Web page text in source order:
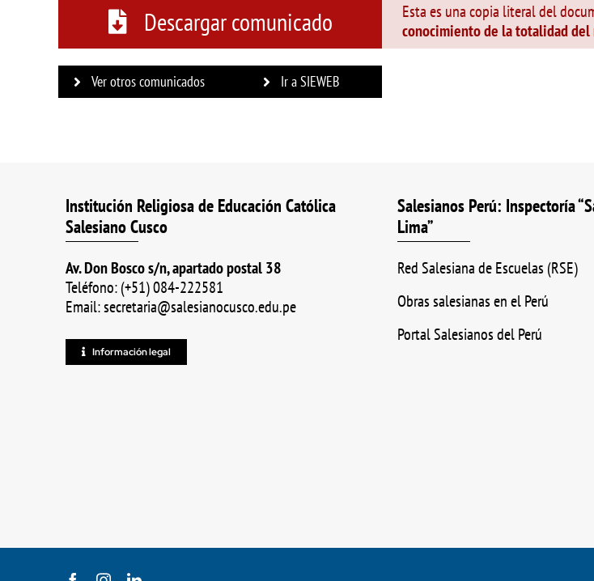
Descargar comunicado Esta es una copia literal del
conocimiento de la totalidad del
Ver otros comunicados Ir a SIEWEB
Institución Religiosa de Educación Católica
Salesiano Cusco
Av. Don Bosco s/n, apartado postal 38
Teléfono: (+51) 084-222581
Email: secretaria@salesianocusco.edu.pe
Información legal
Salesianos Perú: Inspectoría
Lima”
Red Salesiana de Escuelas (RSE)
Obras salesianas en el Perú
Portal Salesianos del Perú